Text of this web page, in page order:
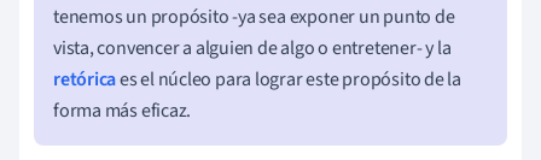
tenemos un propósito -ya sea exponer un punto de
vista, convencer a alguien de algo o entretener- y la
retóricaes el núcleo para lograr este propósito de la
forma más eficaz.